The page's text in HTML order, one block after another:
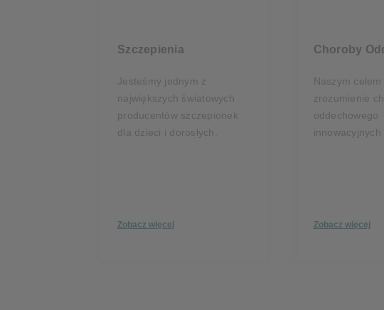
Szczepienia
Jesteśmy jednym z
największych światowych
producentów szczepionek
dla dzieci i dorosłych.
Zobacz więcej
Choroby
Naszym celem
zrozumienie
innowacyjnych
Zobacz więcej